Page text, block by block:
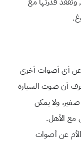
عن أي أصوات أخرى
أن صوت السيارة
ولا يمكن
مع الأهل.
عن أصوات